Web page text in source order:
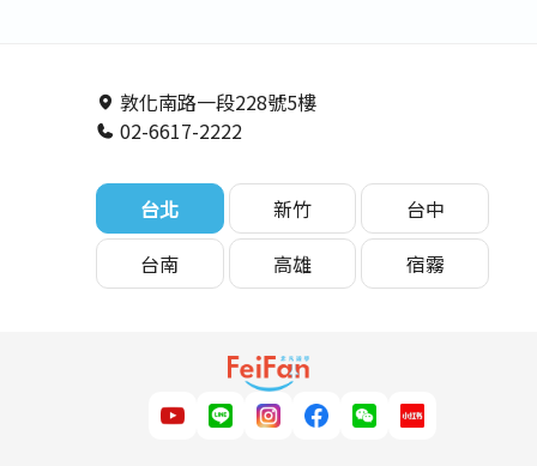
－非凡遊學
凡遊學
台北 新竹
台中
台南
高雄 宿霧
02-6617-2222
敦化南路一段228號5樓